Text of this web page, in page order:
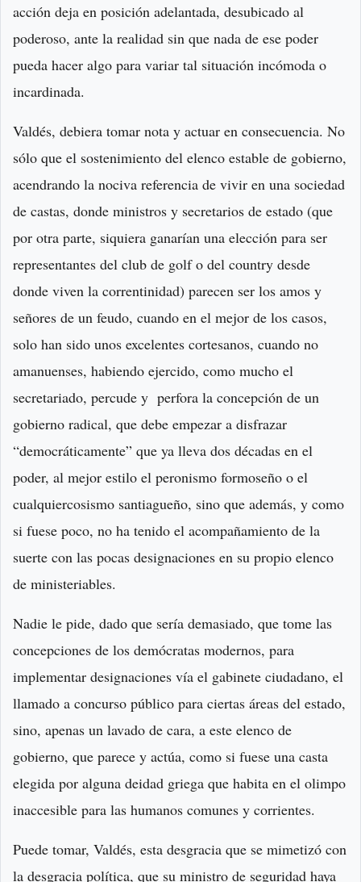
acción deja en posición adelantada, desubicado al
poderoso, ante la realidad sin que nada de ese poder
pueda hacer algo para variar tal situación incómoda o
incardinada.
Valdés, debiera tomar nota y actuar en consecuencia. No
sólo que el sostenimiento del elenco estable de gobierno,
acendrando la nociva referencia de vivir en una sociedad
de castas, donde ministros y secretarios de estado (que
por otra parte, siquiera ganarían una elección para ser
representantes del club de golf o del country desde
donde viven la correntinidad) parecen ser los amos y
señores de un feudo, cuando en el mejor de los casos,
solo han sido unos excelentes cortesanos, cuando no
amanuenses, habiendo ejercido, como mucho el
secretariado, percude y perfora la concepción de un
gobierno radical, que debe empezar a disfrazar
“democráticamente” que ya lleva dos décadas en el
poder, al mejor estilo el peronismo formoseño o el
cualquiercosismo santiagueño, sino que además, y como
si fuese poco, no ha tenido el acompañamiento de la
suerte con las pocas designaciones en su propio elenco
de ministeriables.
Nadie le pide, dado que sería demasiado, que tome las
concepciones de los demócratas modernos, para
implementar designaciones vía el gabinete ciudadano, el
llamado a concurso público para ciertas áreas del estado,
sino, apenas un lavado de cara, a este elenco de
gobierno, que parece y actúa, como si fuese una casta
elegida por alguna deidad griega que habita en el olimpo
inaccesible para las humanos comunes y corrientes.
Puede tomar, Valdés, esta desgracia que se mimetizó con
la desgracia política, que su ministro de seguridad haya